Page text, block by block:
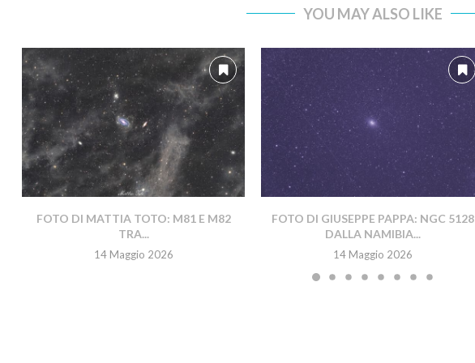
YOU MAY ALSO LIKE
FOTO DI MATTIA TOTO: M81 E M82
TRA...
14 Maggio 2026
FOTO DI GIUSEPPE PAPPA: NGC 5128
DALLA NAMIBIA...
14 Maggio 2026